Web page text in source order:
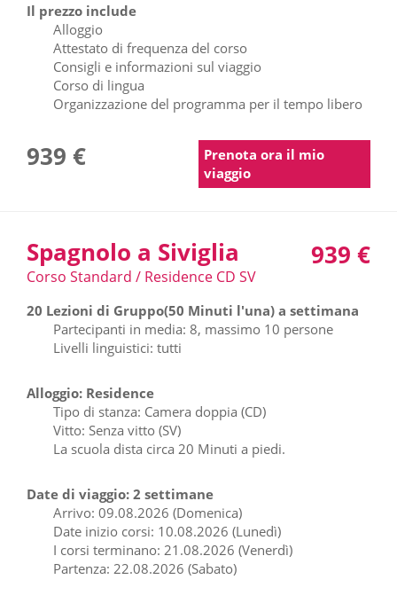
Il prezzo include
Alloggio
Attestato di frequenza del corso
Consigli e informazioni sul viaggio
Corso di lingua
Organizzazione del programma per il tempo libero
939 €
Prenota ora il mio
viaggio
Spagnolo a Siviglia
Corso Standard / Residence CD SV
939 €
20 Lezioni di Gruppo(50 Minuti l'una) a settimana
Partecipanti in media: 8, massimo 10 persone
Livelli linguistici: tutti
Alloggio: Residence
Tipo di stanza: Camera doppia (CD)
Vitto: Senza vitto (SV)
La scuola dista circa 20 Minuti a piedi.
Date di viaggio: 2 settimane
Arrivo: 09.08.2026 (Domenica)
Date inizio corsi: 10.08.2026 (Lunedì)
I corsi terminano: 21.08.2026 (Venerdì)
Partenza: 22.08.2026 (Sabato)